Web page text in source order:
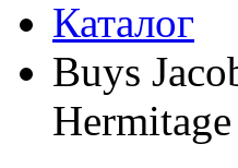
Каталог
Buys
Hermitage